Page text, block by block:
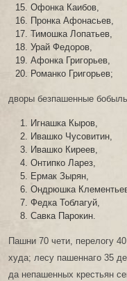
Офонка Каибов,
Пронка Афонасьев,
Тимошка Лопатьев,
Урай Федоров,
Афонка Григорьев,
Романко Григорьев;
дворы безпашенные
Игнашка Кыров,
Ивашко Чусовитин,
Ивашко Киреев,
Онтипко Ларез,
Ермак Зырян,
Ондрюшка
Федка Тоблагуй,
Савка Парокин.
Пашни 70 чети, перелогу
худа; лесу пашеннаго 35
да непашенных крестьян